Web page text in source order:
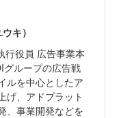
キ）
役員 広告事業本
ループの広告戦
ルを中心としたア
げ、アドプラット
、事業開発などを